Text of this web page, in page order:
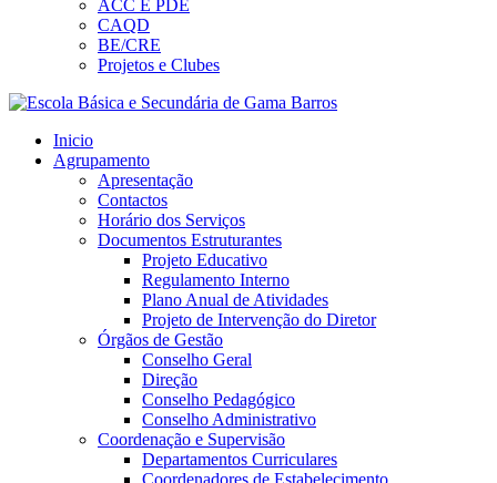
ACC E PDE
CAQD
BE/CRE
Projetos e Clubes
Inicio
Agrupamento
Apresentação
Contactos
Horário dos Serviços
Documentos Estruturantes
Projeto Educativo
Regulamento Interno
Plano Anual de Atividades
Projeto de Intervenção do Diretor
Órgãos de Gestão
Conselho Geral
Direção
Conselho Pedagógico
Conselho Administrativo
Coordenação e Supervisão
Departamentos Curriculares
Coordenadores de Estabelecimento